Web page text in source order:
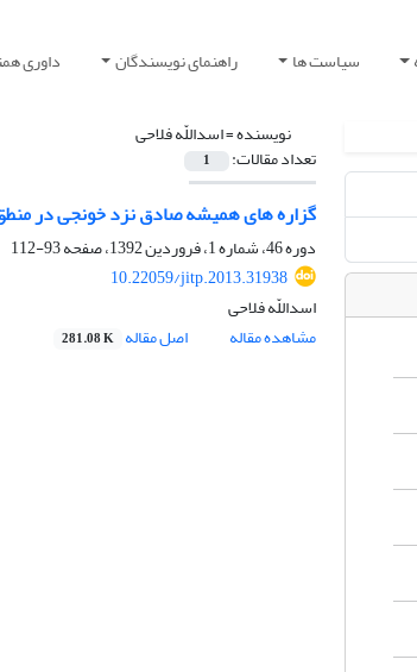
سیاست ها راهنمای نویسندگان داوری
نویسنده =اسداللّه فلاحی
تعداد مقالات: 1
گزاره های همیشه صادق نزد خونجی در
دوره 46، شماره 1، فروردین 1392، صفحه
93-112
10.22059/jitp.2013.31938
اسداللّه فلاحی
مشاهده مقاله
اصل مقاله 281.08 K